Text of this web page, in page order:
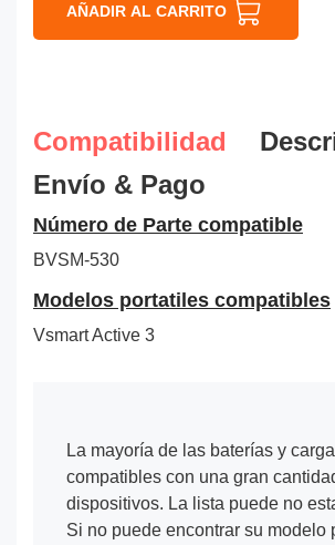
AÑADIR AL CARRITO
Compatibilidad
Envío & Pago
Número de Parte compatible
BVSM-530
Modelos portatiles compatibles
Vsmart Active 3
La mayoría de las baterías y
compatibles con una gran
dispositivos. La lista puede no
Si no puede encontrar su modelo